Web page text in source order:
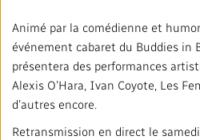
Animé par la comédienne et
événement cabaret du Buddies in
présentera des performances
Alexis O’Hara, Ivan Coyote, Les
d’autres encore.
Retransmission en direct le